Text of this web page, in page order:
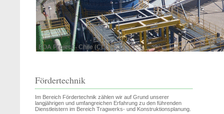
Fördertechnik
Im Bereich Fördertechnik zählen wir auf Grund unserer
langjährigen und umfangreichen Erfahrung zu den führenden
Dienstleistern im Bereich Tragwerks- und Konstruktionsplanung.